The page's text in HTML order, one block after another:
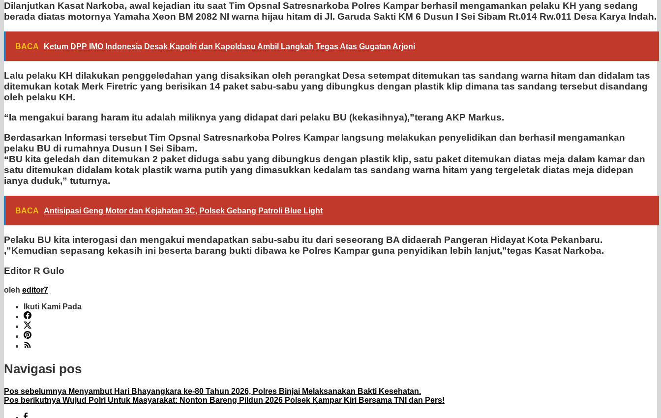
Dilanjutkan Kasat Narkoba, awal kejadian itu saat Tim Opsnal Satresnarkoba Polres Kampar berhasil mengamankan pelaku KH yang sedang
berada diatas motornya Yamaha Xeon BM 2082 NI warna hijau hitam di Jl. Garuda Sakti KM 6 Dusun I Sei Sibam Rt.014 Rw.011 Desa Karya Indah.
BACA Ketum DPP IMO Indonesia Desak Kapolri dan Kapoldasu Ambil Langkah Tegas Atas Gugatan Arjoni
Lalu pelaku KH dilakukan penggeledahan yang disaksikan oleh perangkat Desa setempat ditemukan tas sandang warna hitam dan didalam tas
ditemukan kotak Merk Firetric yang berisikan 14 paket sabu-sabu yang dibungkus dengan plastik klip dimana tas sandang tersebut disandang
oleh pelaku KH.
“Ia mengakui barang haram itu adalah miliknya yang didapat dari pelaku BU (kekasihnya),”terang AKP Markus.
Berdasarkan Informasi tersebut Tim Opsnal Satresnarkoba Polres Kampar langsung melakukan penyelidikan dan berhasil mengamankan
pelaku BU di rumahnya Dusun I Sei Sibam.
“BU kita geledah dan ditemukan 2 paket diduga sabu yang dibungkus dengan plastik klip, satu paket ditemukan diatas meja dalam kamar dan
satu ditemukan didalam kotak plastik warna putih yang dimasukkan kedalam tas sandang warna hitam yang tergeletak diatas meja didepan
ianya duduk,” tuturnya.
BACA Antisipasi Geng Motor dan Kejahatan 3C, Polsek Gebang Patroli Blue Light
Pelaku BU kita interogasi dan mengakui mendapatkan sabu-sabu itu dari seseorang BA didaerah Pangeran Hidayat Kota Pekanbaru.
,”Kemudian sepasang kekasih ini beserta barang bukti dibawa ke Polres Kampar guna penyidikan lebih lanjut,”tegas Kasat Narkoba.
Editor R Gulo
oleh editor7
Ikuti Kami Pada
Navigasi pos
Pos sebelumnya Menyambut Hari Bhayangkara ke-80 Tahun 2026, Polres Binjai Melaksanakan Bakti Kesehatan.
Pos berikutnya Wujud Polri Untuk Masyarakat: Nonton Bareng Pildun 2026 Polsek Kampar Kiri Bersama TNI dan Pers!